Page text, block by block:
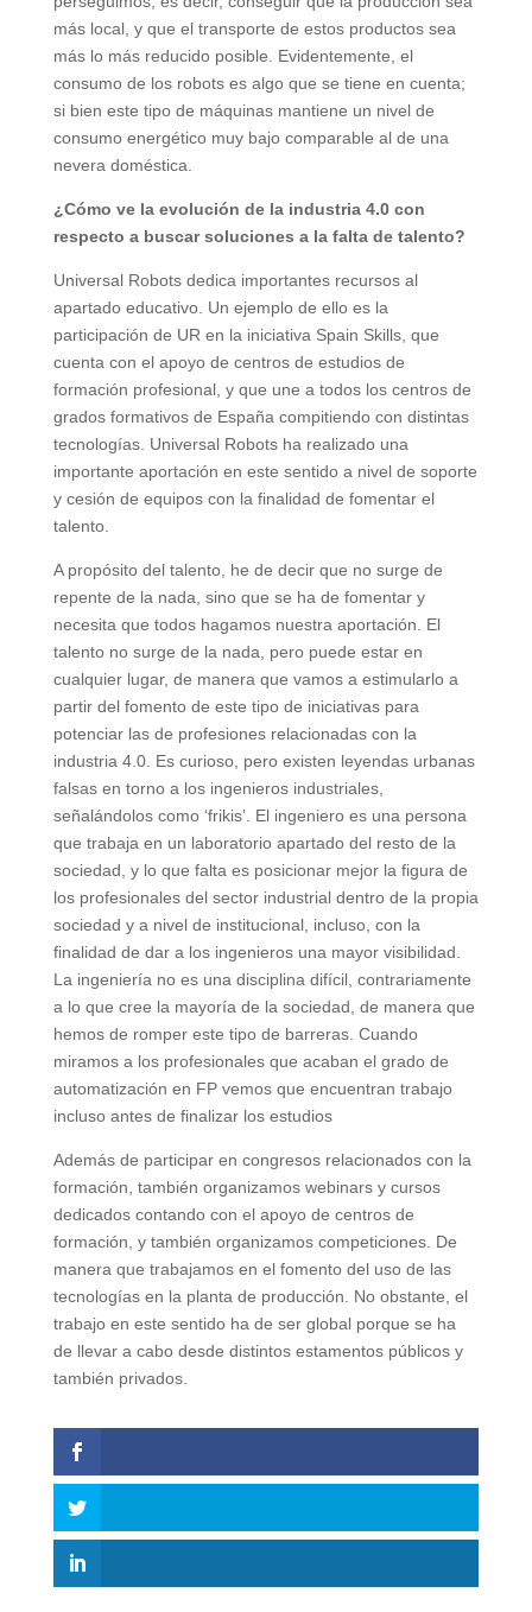
más local, y que el transporte de estos productos sea
más lo más reducido posible. Evidentemente, el
consumo de los robots es algo que se tiene en cuenta;
si bien este tipo de máquinas mantiene un nivel de
consumo energético muy bajo comparable al de una
nevera doméstica.
¿Cómo ve la evolución de la industria 4.0 con
respecto a buscar soluciones a la falta de talento?
Universal Robots dedica importantes recursos al
apartado educativo. Un ejemplo de ello es la
participación de UR en la iniciativa Spain Skills, que
cuenta con el apoyo de centros de estudios de
formación profesional, y que une a todos los centros de
grados formativos de España compitiendo con distintas
tecnologías. Universal Robots ha realizado una
importante aportación en este sentido a nivel de soporte
y cesión de equipos con la finalidad de fomentar el
talento.
A propósito del talento, he de decir que no surge de
repente de la nada, sino que se ha de fomentar y
necesita que todos hagamos nuestra aportación. El
talento no surge de la nada, pero puede estar en
cualquier lugar, de manera que vamos a estimularlo a
partir del fomento de este tipo de iniciativas para
potenciar las de profesiones relacionadas con la
industria 4.0. Es curioso, pero existen leyendas urbanas
falsas en torno a los ingenieros industriales,
señalándolos como ‘frikis’. El ingeniero es una persona
que trabaja en un laboratorio apartado del resto de la
sociedad, y lo que falta es posicionar mejor la figura de
los profesionales del sector industrial dentro de la propia
sociedad y a nivel de institucional, incluso, con la
finalidad de dar a los ingenieros una mayor visibilidad.
La ingeniería no es una disciplina difícil, contrariamente
a lo que cree la mayoría de la sociedad, de manera que
hemos de romper este tipo de barreras. Cuando
miramos a los profesionales que acaban el grado de
automatización en FP vemos que encuentran trabajo
incluso antes de finalizar los estudios
Además de participar en congresos relacionados con la
formación, también organizamos webinars y cursos
dedicados contando con el apoyo de centros de
formación, y también organizamos competiciones. De
manera que trabajamos en el fomento del uso de las
tecnologías en la planta de producción. No obstante, el
trabajo en este sentido ha de ser global porque se ha
de llevar a cabo desde distintos estamentos públicos y
también privados.